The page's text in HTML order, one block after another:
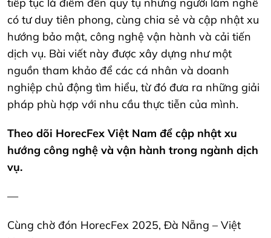
có tư duy tiên phong, cùng chia sẻ và cập nhật xu
hướng bảo mật, công nghệ vận hành và cải tiến
dịch vụ. Bài viết này được xây dựng như một
nguồn tham khảo để các cá nhân và doanh
nghiệp chủ động tìm hiểu, từ đó đưa ra những giải
pháp phù hợp với nhu cầu thực tiễn của mình.
Theo dõi HorecFex Việt Nam để cập nhật xu
hướng công nghệ và vận hành trong ngành dịch
vụ.
—
Cùng chờ đón HorecFex 2025, Đà Nẵng – Việt